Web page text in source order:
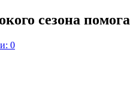
сезона
0